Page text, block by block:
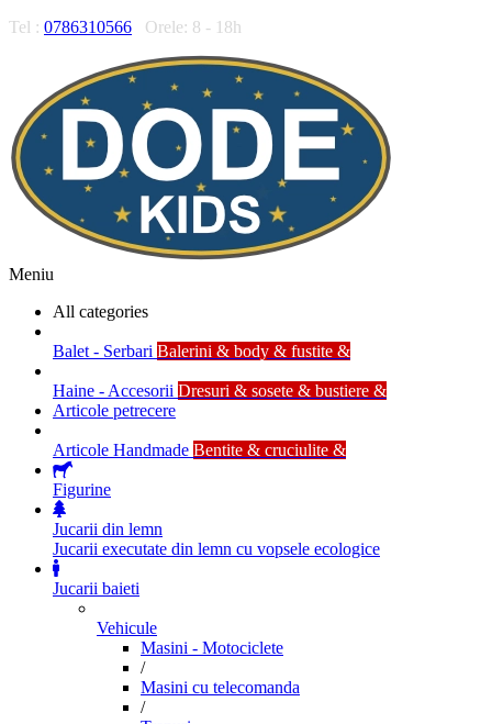
Tel : 0786310566 Orele: 8 - 18h
Meniu
All categories
Balet - Serbari Balerini & body & fustite &
Haine - Accesorii Dresuri & sosete & bustiere &
Articole petrecere
Articole Handmade Bentite & cruciulite &
Figurine
Jucarii din lemn
Jucarii executate din lemn cu vopsele ecologice
Jucarii baieti
Vehicule
Masini - Motociclete
/
Masini cu telecomanda
/